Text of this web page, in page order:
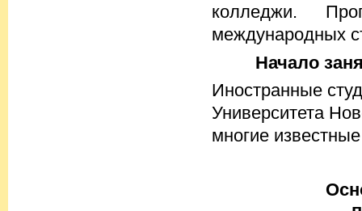
колледжи.
международных
Начало
Иностранные
Университета
многие